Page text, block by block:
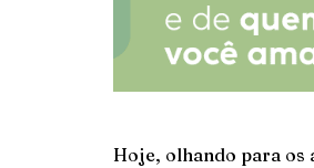
Hoje, olhando para os